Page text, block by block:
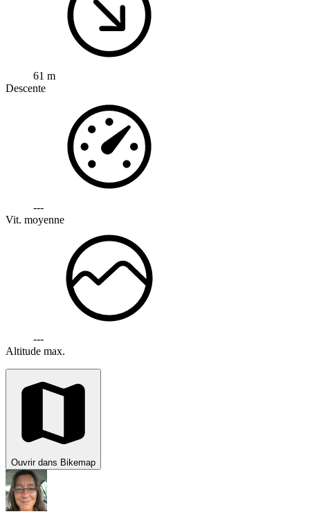
61 m
Descente
---
Vit. moyenne
---
Altitude max.
Ouvrir dans Bikemap